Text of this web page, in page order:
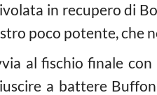
in recupero di
poco potente, che
al fischio finale
a battere